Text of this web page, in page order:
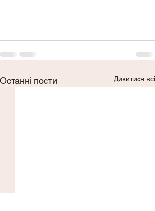
Останні пости Дивитися всі